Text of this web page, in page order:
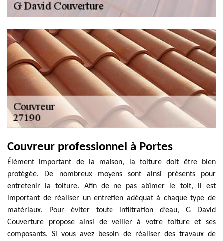
Couvreur professionnel à Portes
Élément important de la maison, la toiture doit être bien
protégée. De nombreux moyens sont ainsi présents pour
entretenir la toiture. Afin de ne pas abîmer le toit, il est
important de réaliser un entretien adéquat à chaque type de
matériaux. Pour éviter toute infiltration d’eau, G David
Couverture propose ainsi de veiller à votre toiture et ses
composants. Si vous avez besoin de réaliser des travaux de